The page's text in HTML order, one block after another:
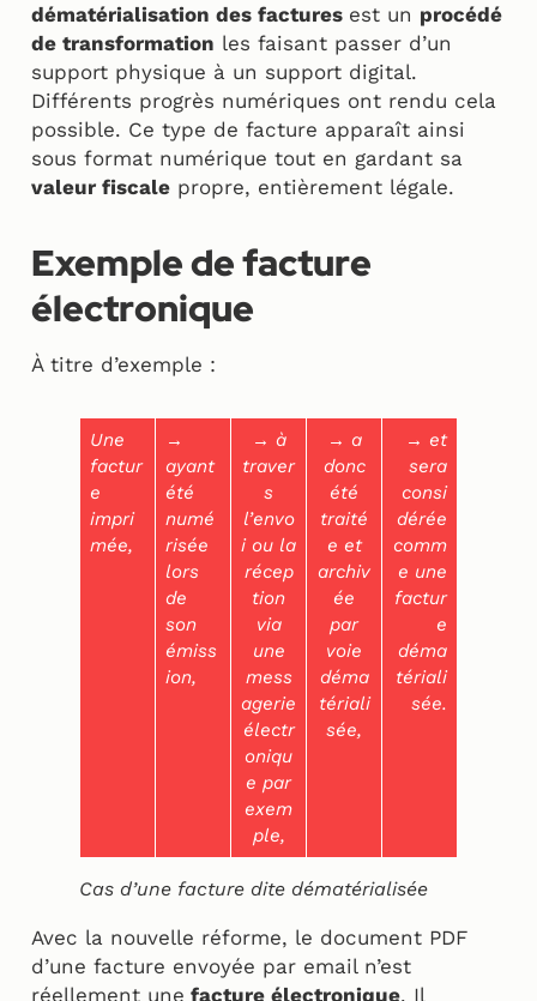
dématérialisation des factures est un procédé
de transformation les faisant passer d’un
support physique à un support digital.
Différents progrès numériques ont rendu cela
possible. Ce type de facture apparaît ainsi
sous format numérique tout en gardant sa
valeur fiscale propre, entièrement légale.
Exemple de facture
électronique
À titre d’exemple :
Une
factur
e
impri
mée,
→
ayant
été
numé
risée
lors
de
son
émiss
ion,
→ à
traver
s
l’envo
i ou la
récep
tion
via
une
mess
agerie
électr
oniqu
e par
exem
ple,
→ a
donc
été
traité
e et
archiv
ée
par
voie
déma
tériali
sée,
→ et
sera
consi
dérée
comm
e une
factur
e
déma
tériali
sée.
Cas d’une facture dite dématérialisée
Avec la nouvelle réforme, le document PDF
d’une facture envoyée par email n’est
réellement une facture électronique. Il